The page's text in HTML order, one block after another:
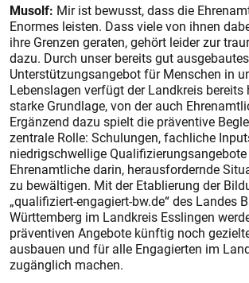
Musolf: Mir ist bewusst, dass die
Enormes leisten. Dass viele von ihnen
ihre Grenzen geraten, gehört leider zur
dazu. Durch unser bereits gut
Unterstützungsangebot für Menschen in
Lebenslagen verfügt der Landkreis bereits
starke Grundlage, von der auch
Ergänzend dazu spielt die präventive
zentrale Rolle: Schulungen, fachliche
niedrigschwellige
Ehrenamtliche darin, herausfordernde
zu bewältigen. Mit der Etablierung der
„qualifiziert-engagiert-bw.de“ des Landes
Württemberg im Landkreis Esslingen
präventiven Angebote künftig noch
ausbauen und für alle Engagierten im
zugänglich machen.